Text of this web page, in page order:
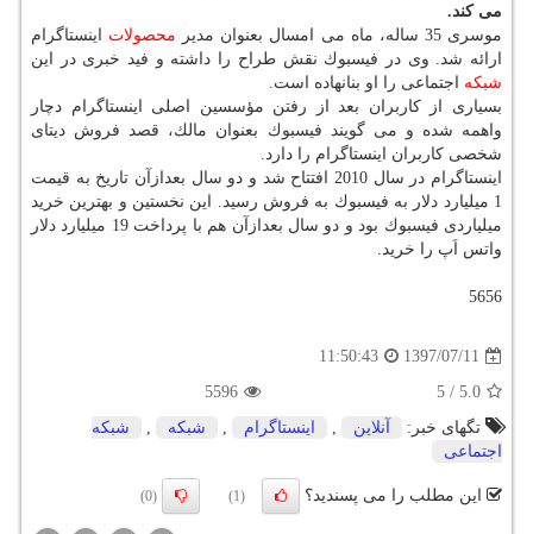
می كند.
موسری 35 ساله، ماه می امسال بعنوان مدیر
محصولات اینستاگرام
ارائه شد. وی در فیسبوك نقش طراح را داشته و فید خبری در این
شبكه اجتماعی را او بنانهاده است.
بسیاری از كاربران بعد از رفتن مؤسسین اصلی اینستاگرام دچار
واهمه شده و می گویند فیسبوك بعنوان مالك، قصد فروش دیتای
شخصی كاربران اینستاگرام را دارد.
اینستاگرام در سال 2010 افتتاح شد و دو سال بعدازآن تاریخ به قیمت
1 میلیارد دلار به فیسبوك به فروش رسید. این نخستین و بهترین خرید
میلیاردی فیسبوك بود و دو سال بعدازآن هم با پرداخت 19 میلیارد دلار
واتس اَپ را خرید.
5656
1397/07/11
11:50:43
5.0
/
5
5596
تگهای خبر:
آنلاین , اینستاگرام , شبكه ,
شبكه
اجتماعی
این مطلب را می پسندید؟ (1)
(0)